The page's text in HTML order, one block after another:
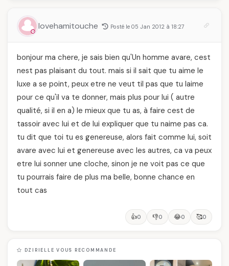
lovehamitouche Posté le 05 Jan 2012 à 18:27
bonjour ma chere, je sais bien qu'Un homme avare, cest
nest pas plaisant du tout. mais si il sait que tu aime le
luxe a se point, peux etre ne veut til pas que tu laime
pour ce qu'il va te donner, mais plus pour lui ( autre
qualité, si il en a) le mieux que tu as, à faire cest de
tassoir avec lui et de lui expliquer que tu naime pas ca.
tu dit que toi tu es genereuse, alors fait comme lui, soit
avare avec lui et genereuse avec les autres, ca va peux
etre lui sonner une cloche, sinon je ne voit pas ce que
tu pourrais faire de plus ma belle, bonne chance en
tout cas
👍0 👎0 😂0 🥰0
DZIRIELLE VOUS RECOMMANDE